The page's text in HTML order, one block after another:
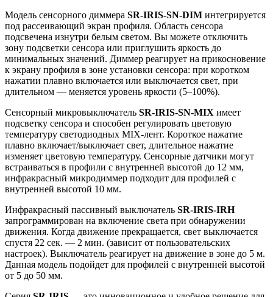
Модель сенсорного диммера SR-IRIS-SN-DIM интегрируется
под рассеивающий экран профиля. Область сенсора
подсвечена изнутри белым светом. Вы можете отключить
зону подсветки сенсора или приглушить яркость до
минимальных значений. Диммер реагирует на прикосновение
к экрану профиля в зоне установки сенсора: при коротком
нажатии плавно включается или выключается свет, при
длительном — меняется уровень яркости (5–100%).
Сенсорный микровыключатель SR-IRIS-SN-MIX имеет
подсветку сенсора и способен регулировать цветовую
температуру светодиодных MIX-лент. Короткое нажатие
плавно включает/выключает свет, длительное нажатие
изменяет цветовую температуру. Сенсорные датчики могут
встраиваться в профили с внутренней высотой до 12 мм,
инфракрасный микродиммер подходит для профилей с
внутренней высотой 10 мм.
Инфракрасный пассивный выключатель SR-IRIS-IRH
запрограммирован на включение света при обнаружении
движения. Когда движение прекращается, свет выключается
спустя 22 сек. — 2 мин. (зависит от пользовательских
настроек). Выключатель реагирует на движение в зоне до 5 м.
Данная модель подойдет для профилей с внутренней высотой
от 5 до 50 мм.